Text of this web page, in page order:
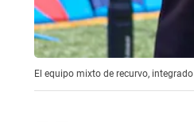
El equipo mixto de recurvo,